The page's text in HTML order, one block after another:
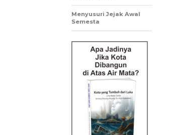
Menyusuri Jejak Awal
Semesta